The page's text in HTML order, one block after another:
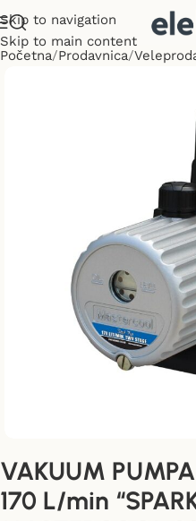
Skip to navigation
Skip to main content
Početna Prodavnica
VAKUUM
170 L/min